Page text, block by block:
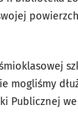
mogliśmy
Publicznej we